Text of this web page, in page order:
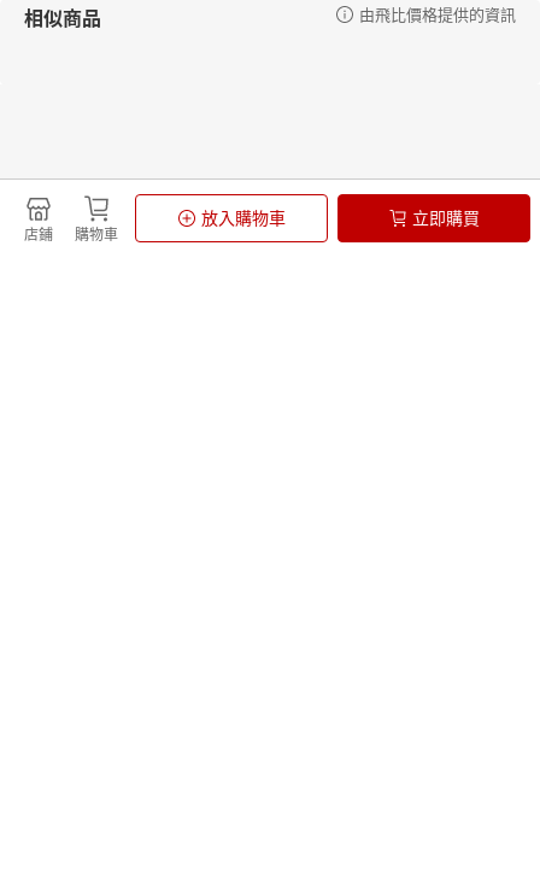
店鋪 購物車
放入購物車 立即購買
相似商品 由飛比價格提供的資訊
更多推薦 由飛比價格提供的資訊